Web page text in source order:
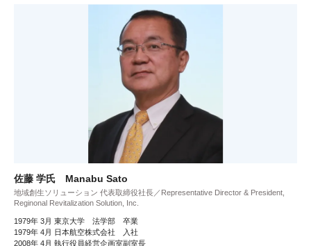
佐藤 学氏 Manabu Sato
地域創生ソリューション 代表取締役社長／Representative Director & President,
Reginonal Revitalization Solution, Inc.
1979年 3月 東京大学 法学部 卒業
1979年 4月 日本航空株式会社 入社
2008年 4月 執行役員経営企画室副室長